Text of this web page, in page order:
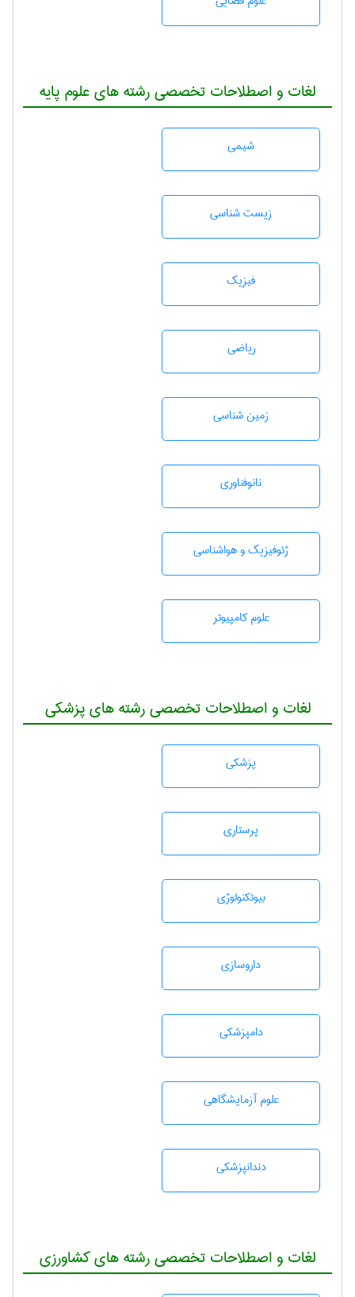
لغات و اصطلاحات تخصصی رشته های علوم پایه
شيمی
زيست شناسی
فیزیک
رياضی
زمين شناسی
نانوفناوری
ژئوفيزيك و هواشناسی
علوم کامپیوتر
لغات و اصطلاحات تخصصی رشته های پزشکی
پزشكی
پرستاری
بيوتكنولوژی
داروسازی
دامپزشكی
علوم آزمايشگاهی
دندانپزشكی
لغات و اصطلاحات تخصصی رشته های کشاورزی